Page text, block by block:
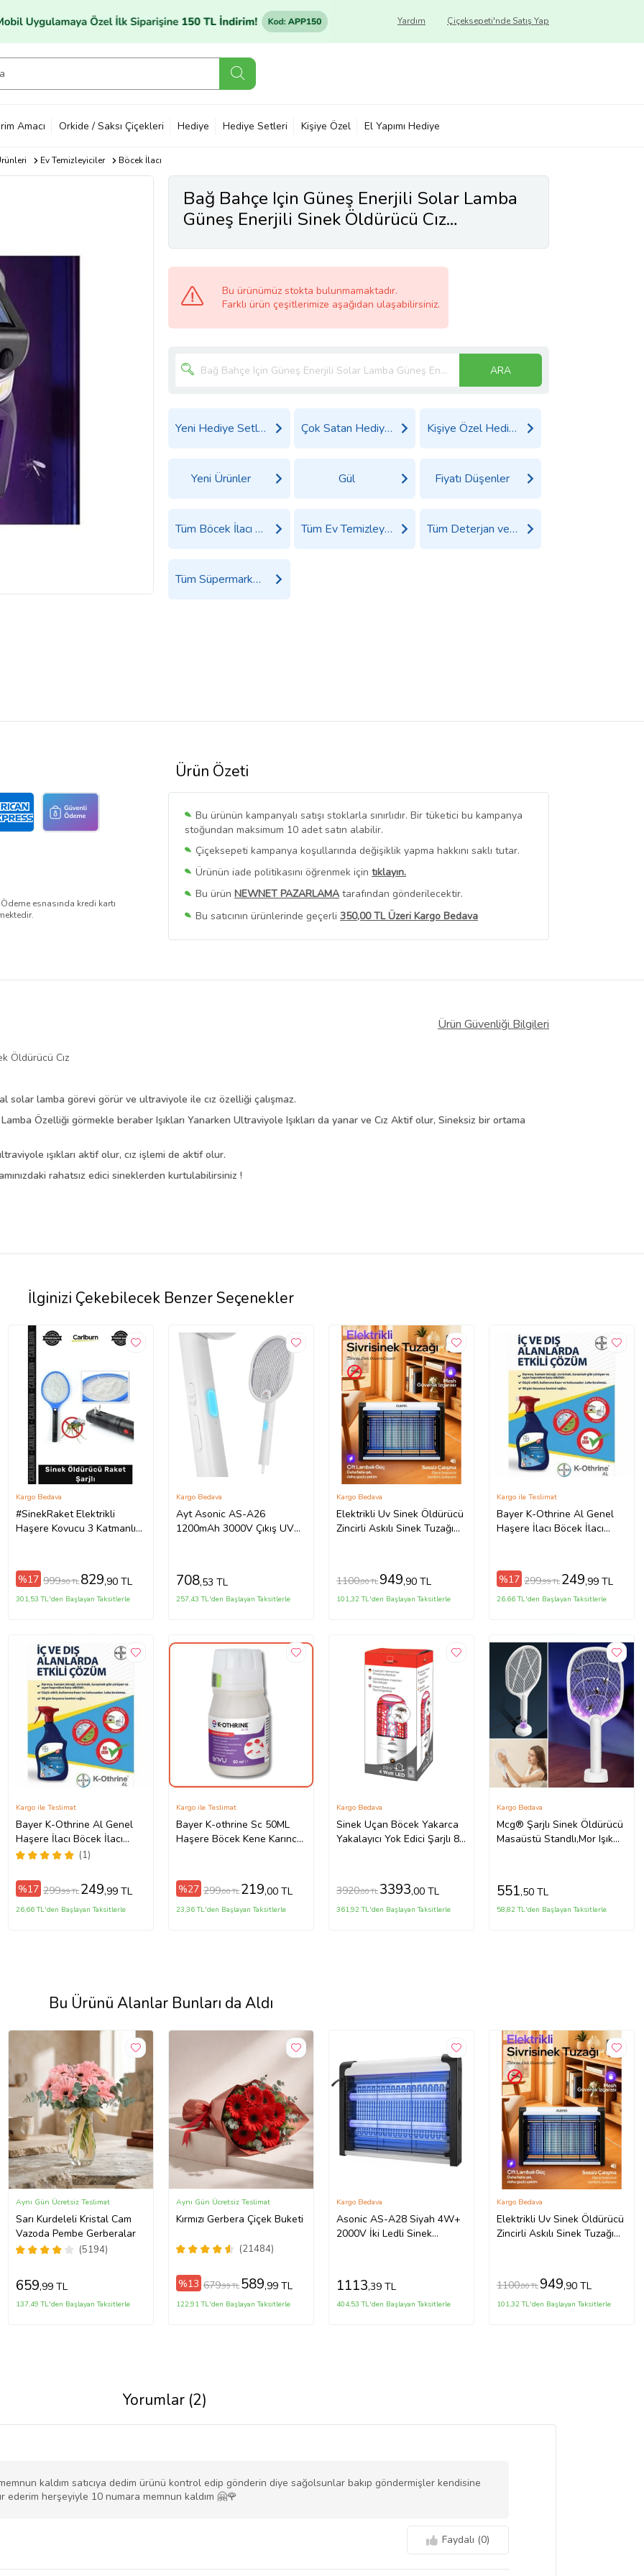
Çiçeksepeti'nde Satış Yap
Yardım
Amacı Orkide / Saksı Çiçekleri Hediye Hediye Setleri Kişiye Özel El Yapımı Hediye
Ev Temizleyiciler Böcek İlacı
Bağ Bahçe Için Güneş Enerjili Solar Lamba
Güneş Enerjili Sinek Öldürücü Cız
Bu ürünümüz stokta bulunmamaktadır.
Farklı ürün çeşitlerimize aşağıdan ulaşabilirsiniz.
ARA
Yeni Hediye Setleri Çok Satan Hediyeler Kişiye Özel Hediyeler
Yeni Ürünler Gül Fiyatı Düşenler
Tüm Böcek İlacı Ürünleri Tüm Ev Temizleyiciler Ürünleri Tüm Deterjan ve Temizlik Ürünleri Ürünleri
Tüm Süpermarket Ürünleri
Ürün Özeti
Bu ürünün kampanyalı satışı stoklarla sınırlıdır. Bir tüketici bu kampanya
stoğundan maksimum 10 adet satın alabilir.
Çiçeksepeti kampanya koşullarında değişiklik yapma hakkını saklı tutar.
Ürünün iade politikasını öğrenmek için tıklayın.
Bu ürün NEWNET PAZARLAMAtarafından gönderilecektir.
Bu satıcının ürünlerinde geçerli 350,00 TL Üzeri Kargo Bedava
Bu SatıcınınTüm Ürünlerini Görüntüle
esnasında kredi kartı
Ürün Güvenliği Bilgileri
Öldürücü Cız
solar lamba görevi görür ve ultraviyole ile cız özelliği çalışmaz.
Özelliği görmekle beraber Işıkları Yanarken Ultraviyole Işıkları da yanar ve Cız Aktif olur, Sineksiz bir ortama
ışıkları aktif olur, cız işlemi de aktif olur.
rahatsız edici sineklerden kurtulabilirsiniz !
İlginizi Çekebilecek Benzer Seçenekler
#SinekRaket Elektrikli
Haşere Kovucu 3 Katmanlı
Kargo Bedava
%17 999,90 TL 829,90 TL
301,53 TL'den Başlayan Taksitlerle
Ayt Asonic AS-A26
1200mAh 3000V Çıkış UV
Sivrisinek Cız Mor Işık
Kargo Bedava
708,53 TL
257,43 TL'den Başlayan Taksitlerle
Elektrikli Uv Sinek Öldürücü
Zincirli Askılı Sinek Tuzağı
Kargo Bedava
1100,00 TL 949,90 TL
101,32 TL'den Başlayan Taksitlerle
Bayer K-Othrine Al Genel
Haşere İlacı Böcek İlacı
Kargo ile Teslimat
%17 299,99 TL 249,99 TL
26,66 TL'den Başlayan Taksitlerle
Bayer K-Othrine Al Genel
Haşere İlacı Böcek İlacı
Gümüş Böceği İlacı Hazır
(1)
Kargo ile Teslimat
%17 299,99 TL 249,99 TL
26,66 TL'den Başlayan Taksitlerle
Bayer K-othrine Sc 50ML
Haşere Böcek Kene Karınca
Kargo ile Teslimat
%27 299,00 TL 219,00 TL
23,36 TL'den Başlayan Taksitlerle
Sinek Uçan Böcek Yakarca
Yakalayıcı Yok Edici Şarjlı 8
Kargo Bedava
3920,00 TL 3393,00 TL
361,92 TL'den Başlayan Taksitlerle
Mcg® Şarjlı Sinek Öldürücü
Masaüstü Standlı,Mor Işık
Kargo Bedava
551,50 TL
58,82 TL'den Başlayan Taksitlerle
Bu Ürünü Alanlar Bunları da Aldı
Sarı Kurdeleli Kristal Cam
Vazoda Pembe Gerberalar
(5194)
Aynı Gün Ücretsiz Teslimat
659,99 TL
137,49 TL'den Başlayan Taksitlerle
Kırmızı Gerbera Çiçek Buketi
(21484)
Aynı Gün Ücretsiz Teslimat
%13 679,99 TL 589,99 TL
122,91 TL'den Başlayan Taksitlerle
Asonic AS-A28 Siyah 4W+
2000V İki Ledli Sinek
Kargo Bedava
1113,39 TL
404,53 TL'den Başlayan Taksitlerle
Elektrikli Uv Sinek Öldürücü
Zincirli Askılı Sinek Tuzağı
Kargo Bedava
1100,00 TL 949,90 TL
101,32 TL'den Başlayan Taksitlerle
Yorumlar (2)
kaldım satıcıya dedim ürünü kontrol edip gönderin diye sağolsunlar bakıp göndermişler kendisine
ederim herşeyiyle 10 numara memnun kaldım 🤗🌹
Faydalı (0)